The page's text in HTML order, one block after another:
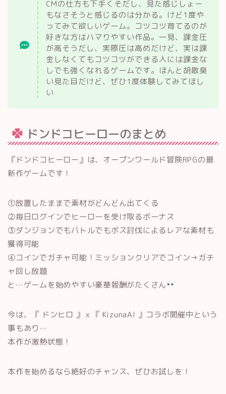
CMの仕方も下手くそだし、見た感じしょー
もなさそうと感じるのは分かる。けど1度や
ってみて欲しいゲーム。コツコツ育てるのが
好きな方はハマりやすい作品。一見、課金圧
が高そうだし、実際圧は高めだけど、実は課
金しなくてもコツコツができる人には課金な
しでも強くなれるゲームです。ほんと胡散臭
い見た目だけど、ぜひ1度体験してみてほし
い
ドンドコヒーローのまとめ
『ドンドコヒーロー』は、オープンワールド冒険RPGの最
新作ゲームです！
①放置したままで素材がどんどん出てくる
②毎日ログインでヒーローを受け取るボーナス
③ダンジョンでもバトルでもボス討伐によるレアな素材も
獲得可能
④コインでガチャ可能！ミッションクリアでコイン→ガチ
ャ回し放題
と…ゲームを始めやすい豪華報酬がたくさん
今は、 『 ドンヒロ 』ｘ『 KizunaAI 』コラボ開催中という
事もあり…
本作が激熱状態！
本作を始めるなら絶好のチャンス、ぜひお試しを！